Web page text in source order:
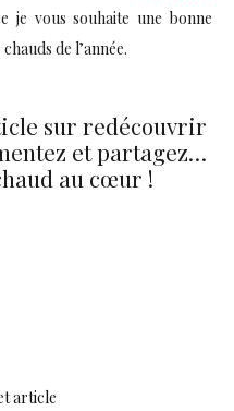
je vous souhaite une bonne
de l’année.
sur redécouvrir
et partagez…
au cœur !
article